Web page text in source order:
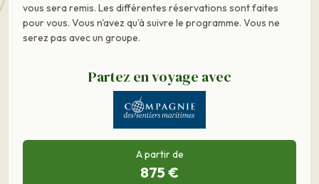
vous sera remis. Les différentes réservations sont faites
pour vous. Vous n'avez qu'à suivre le programme. Vous ne
serez pas avec un groupe.
Partez en voyage avec
A partir de
875 €